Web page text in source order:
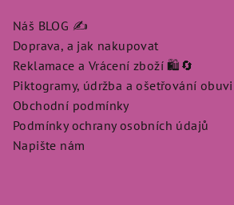
Náš BLOG ✍️
Doprava, a jak nakupovat
Reklamace a Vrácení zboží 🛍️🔄
Piktogramy, údržba a ošetřování obuvi
Obchodní podmínky
Podmínky ochrany osobních údajů
Napište nám